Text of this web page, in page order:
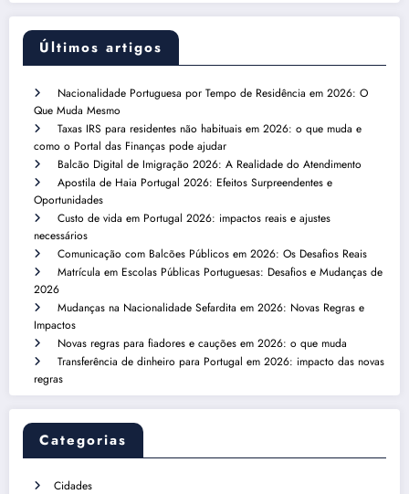
Últimos artigos
Nacionalidade Portuguesa por Tempo de Residência em 2026: O
Que Muda Mesmo
Taxas IRS para residentes não habituais em 2026: o que muda e
como o Portal das Finanças pode ajudar
Balcão Digital de Imigração 2026: A Realidade do Atendimento
Apostila de Haia Portugal 2026: Efeitos Surpreendentes e
Oportunidades
Custo de vida em Portugal 2026: impactos reais e ajustes
necessários
Comunicação com Balcões Públicos em 2026: Os Desafios Reais
Matrícula em Escolas Públicas Portuguesas: Desafios e Mudanças de
2026
Mudanças na Nacionalidade Sefardita em 2026: Novas Regras e
Impactos
Novas regras para fiadores e cauções em 2026: o que muda
Transferência de dinheiro para Portugal em 2026: impacto das novas
regras
Categorias
Cidades